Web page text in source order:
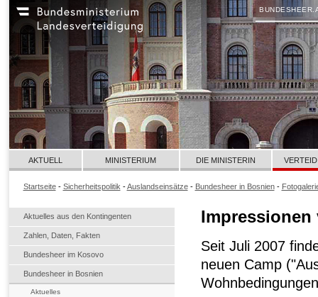
Aktuelles aus den Kontingenten
Zahlen, Daten, Fakten
Bundesheer im Kosovo
Bundesheer in Bosnien
Aktuelles
AKTUELL MINISTERIUM DIE MINISTERIN
Startseite- Sicherheitspolitik -Auslandseinsätze- Bundesheer in Bosnien-
Impressionen
Seit Juli 2007
neuen Camp